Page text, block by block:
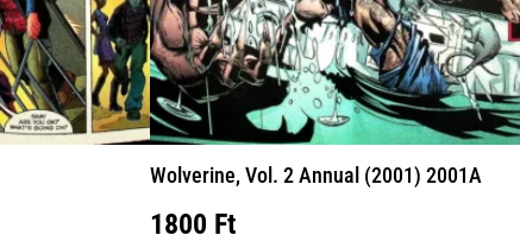
Wolverine, Vol. 2 Annual (2001) 2001A
1800 Ft